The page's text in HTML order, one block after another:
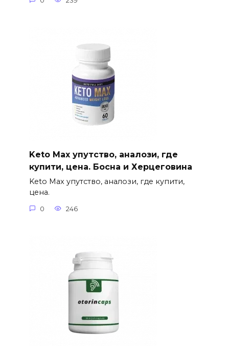
Keto Max упутство, аналози, где
купити, цена. Босна и Херцеговина
Keto Max упутство, аналози, где купити,
цена.
0 246